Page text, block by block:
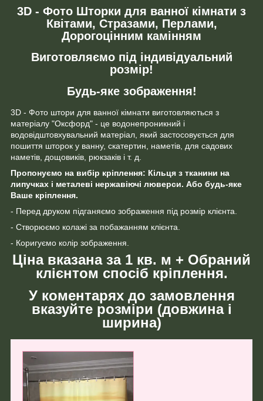
3D - Фото Шторки для ванної кімнати з
Квітами, Стразами, Перлами,
Дорогоцінним камінням
Виготовляємо під індивідуальний
розмір!
Будь-яке зображення!
3D - Фото штори для ванної кімнати виготовляються з
матеріалу "Оксфорд" - це водонепроникний і
водовідштовхувальний матеріал, який застосовується для
пошиття шторок у ванну, скатертин, наметів, для садових
наметів, дощовиків, рюкзаків і т. д.
Пропонуємо на вибір кріплення: Кільця з тканини на
липучках і металеві нержавіючі люверси. Або будь-яке
Ваше кріплення.
- Перед друком підганяємо зображення під розмір клієнта.
- Створюємо колажі за побажанням клієнта.
- Коригуємо колір зображення.
Ціна вказана за 1 кв. м + Обраний
клієнтом спосіб кріплення.
У коментарях до замовлення
вказуйте розміри (довжина і
ширина)